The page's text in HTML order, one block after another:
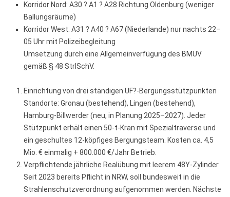
Korridor Nord: A30 ? A1 ? A28 Richtung Oldenburg (weniger
Ballungsräume)
Korridor West: A31 ? A40 ? A67 (Niederlande) nur nachts 22–
05 Uhr mit Polizeibegleitung
Umsetzung durch eine Allgemeinverfügung des BMUV
gemäß § 48 StrlSchV.
Einrichtung von drei ständigen UF?-Bergungsstützpunkten
Standorte: Gronau (bestehend), Lingen (bestehend),
Hamburg-Billwerder (neu, in Planung 2025–2027). Jeder
Stützpunkt erhält einen 50-t-Kran mit Spezialtraverse und
ein geschultes 12-köpfiges Bergungsteam. Kosten ca. 4,5
Mio. € einmalig + 800.000 €/Jahr Betrieb.
Verpflichtende jährliche Realübung mit leerem 48Y-Zylinder
Seit 2023 bereits Pflicht in NRW, soll bundesweit in die
Strahlenschutzverordnung aufgenommen werden. Nächste